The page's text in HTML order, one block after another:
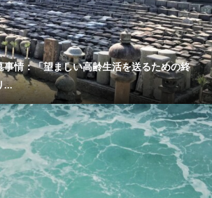
事情：「望ましい高齢生活を送るための終
...